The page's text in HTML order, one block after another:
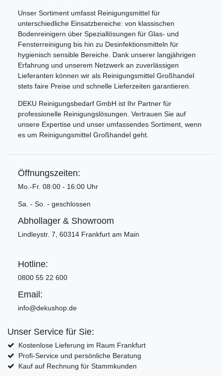
Unser Sortiment umfasst Reinigungsmittel für
unterschiedliche Einsatzbereiche: von klassischen
Bodenreinigern über Speziallösungen für Glas- und
Fensterreinigung bis hin zu Desinfektionsmitteln für
hygienisch sensible Bereiche. Dank unserer langjährigen
Erfahrung und unserem Netzwerk an zuverlässigen
Lieferanten können wir als Reinigungsmittel Großhandel
stets faire Preise und schnelle Lieferzeiten garantieren.
DEKU Reinigungsbedarf GmbH ist Ihr Partner für
professionelle Reinigungslösungen. Vertrauen Sie auf
unsere Expertise und unser umfassendes Sortiment, wenn
es um Reinigungsmittel Großhandel geht.
Öffnungszeiten:
Mo.-Fr. 08:00 - 16:00 Uhr
Sa. - So. - geschlossen
Abhollager & Showroom
Lindleystr. 7, 60314 Frankfurt am Main
Hotline:
0800 55 22 600
Email:
info@dekushop.de
Unser Service für Sie:
Kostenlose Lieferung im Raum Frankfurt
Profi-Service und persönliche Beratung
Kauf auf Rechnung für Stammkunden